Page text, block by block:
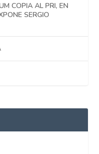
COPIA AL PRI, EN
SERGIO